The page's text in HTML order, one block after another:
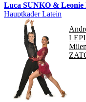
Luca SUNKO &
Hauptkader Latein